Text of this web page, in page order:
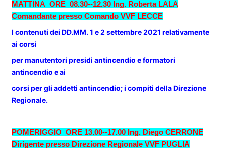
MATTINA ORE 08.30--12.30 Ing. Roberta LALA
Comandante presso Comando VVF LECCE
I contenuti dei DD.MM. 1 e 2 settembre 2021 relativamente
ai corsi
per manutentori presidi antincendio e formatori
antincendio e ai
corsi per gli addetti antincendio; i compiti della Direzione
Regionale.
POMERIGGIO ORE 13.00--17.00 Ing. Diego CERRONE
Dirigente presso Direzione Regionale VVF PUGLIA